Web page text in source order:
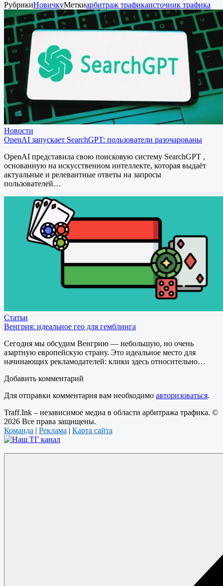
РубрикиНовичкуМеткиарбитраж трафикаисточник трафика
Новости
OpenAI запускает SearchGPT: пользователи разочарованы
OpenAI представила свою поисковую систему SearchGPT ,
основанную на искусственном интеллекте, которая выдаёт
актуальные и релевантные ответы на запросы
пользователей…
Статьи
Венгрия: идеальное гео для гемблинга
Сегодня мы обсудим Венгрию — небольшую, но очень
азартную европейскую страну. Это идеальное место для
начинающих рекламодателей: клики здесь относительно…
Добавить комментарий
Для отправки комментария вам необходимо авторизоваться.
Traff.Ink – независимое медиа в области арбитража трафика. ©
2026 Все права защищены.
Команда | Реклама | Карта сайта